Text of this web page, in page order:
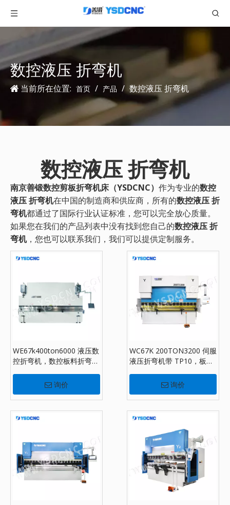
数控液压 折弯机
当前所在位置: 首页 / 产品 / 数控液压 折弯机
数控液压 折弯机
南京善锻数控剪板折弯机床（YSDCNC） 作为专业的数控
液压 折弯机在中国的制造商和供应商，所有的数控液压 折
弯机都通过了国际行业认证标准，您可以完全放心质量。
如果您在我们的产品列表中没有找到您自己的数控液压 折
弯机，您也可以联系我们，我们可以提供定制服务。
WE67k400ton6000 液压数
控折弯机，数控板料折弯机
询价
WC67K 200TON3200 伺服
液压折弯机带 TP10，板材
询价